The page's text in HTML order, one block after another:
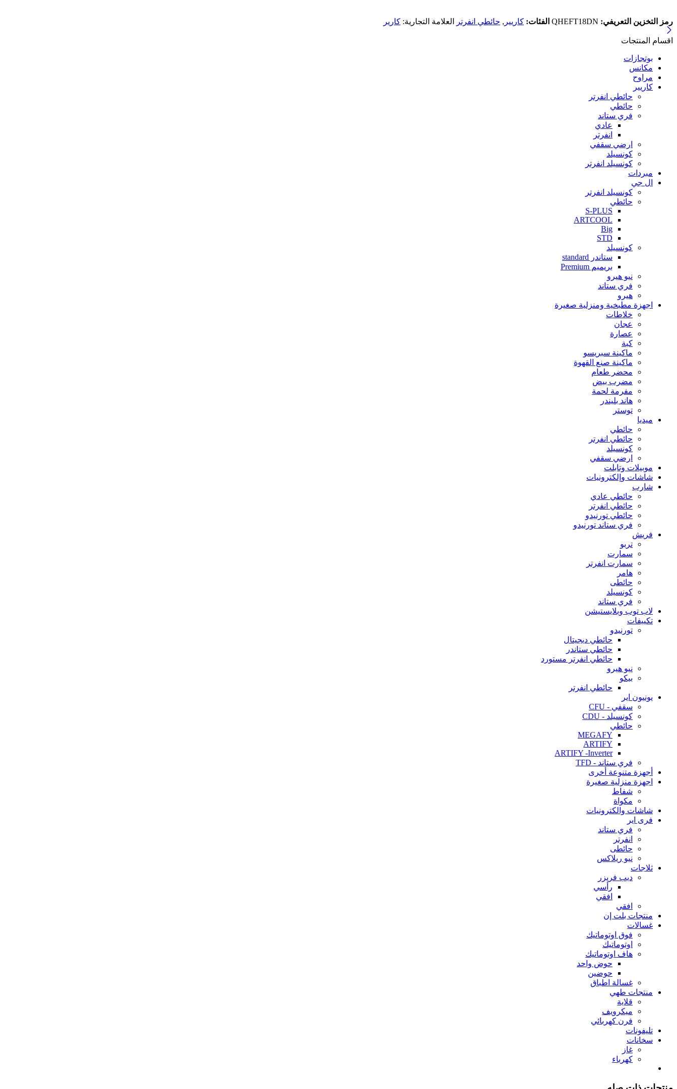
رمز التخزين التعريفي: QHEFT18DN الفئات: كاريير , حائطي انفرتر العلامة التجارية: كارير
اقسام المنتجات
بوتجازات
مكانس
مراوح
كاريير
حائطي انفرتر
حائطي
فري ستاند
عادي
انفرتر
ارضي سقفي
كونسيلد
كونسيلد انفرتر
مبردات
ال جي
كونسيلد انفرتر
حائطي
S-PLUS
ARTCOOL
Big
STD
كونسيلد
ستاندر standard
بريميم Premium
نيو هيرو
فري ستاند
هيرو
اجهزة مطبخية ومنزلية صغيرة
خلاطات
عجان
عصارة
كبة
ماكينة سبريسو
ماكينة صنع القهوة
محضر طعام
مضرب بيض
مفرمة لحمة
هاند بليندر
توستر
ميديا
حائطي
حائطي انفرتر
كونسيلد
ارضي سقفي
موبيلات وتابلت
شاشات وإلكترونيات
شارب
حائطي عادي
حائطي انفرتر
حائطي تورنيدو
فري ستاند تورنيدو
فريش
تربو
سمارت
سمارت انفرتر
هامر
حائطى
كونسيلد
فري ستاند
لاب توب وبلايستيشن
تكييفات
تورنيدو
حائطي ديجيتال
حائطي ستاندر
حائطي انفرتر مستورد
نيو هيرو
بيكو
حائطي انفرتر
يونيون اير
سقفي - CFU
كونسيلد - CDU
حائطي
MEGAFY
ARTIFY
ARTIFY -Inverter
فري ستاند - TFD
أجهزة متنوعة أخرى
اجهزة منزلية صغيرة
شفاط
مكواة
شاشات والكترونيات
فرى اير
فري ستاند
انفرتر
حائطى
نيو ريلاكس
ثلاجات
ديب فريزر
رأسي
افقي
افقي
منتجات بلت إن
غسالات
فوق اوتوماتيك
اوتوماتيك
هاف اوتوماتيك
حوض واحد
حوضين
غسالة اطباق
منتجات طهي
قلاية
ميكرويف
فرن كهربائي
تليفونات
سخانات
غاز
كهرباء